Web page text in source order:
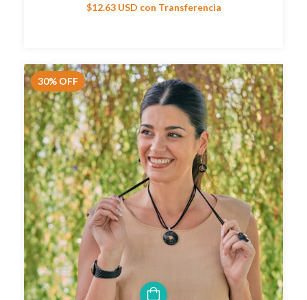
$12.63 USD con Transferencia
30% OFF